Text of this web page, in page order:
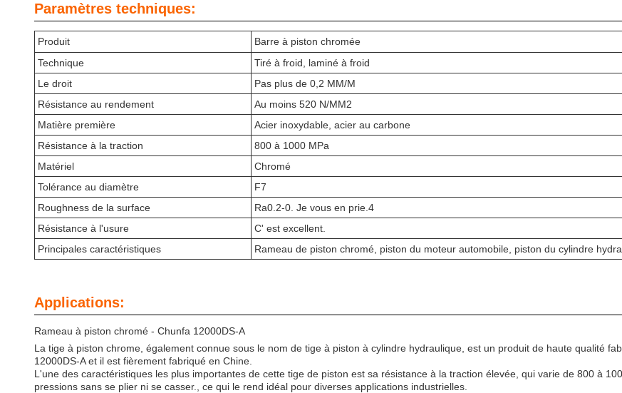
Paramètres techniques:
Produit
Barre à piston chromée
Technique
Tiré à froid, laminé à froid
Le droit
Pas plus de 0,2 MM/M
Résistance au rendement
Au moins 520 N/MM2
Matière première
Acier inoxydable, acier au carbone
Résistance à la traction
800 à 1000 MPa
Matériel
Chromé
Tolérance au diamètre
F7
Roughness de la surface
Ra0.2-0. Je vous en prie.4
Résistance à l'usure
C' est excellent.
Principales caractéristiques
Rameau de piston chromé, piston du moteur automobile, piston du cylindre
Applications:
Rameau à piston chromé - Chunfa 12000DS-A
La tige à piston chrome, également connue sous le nom de tige à piston à cylindre hydraulique, est un produit de haute qualité
12000DS-A et il est fièrement fabriqué en Chine.
L'une des caractéristiques les plus importantes de cette tige de piston est sa résistance à la traction élevée, qui varie de 800 à
pressions sans se plier ni se casser., ce qui le rend idéal pour diverses applications industrielles.